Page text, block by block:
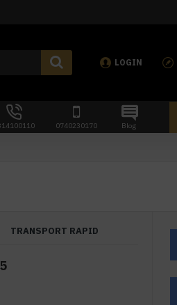
LOGIN
0740230170 Blog
TRANSPORT RAPID